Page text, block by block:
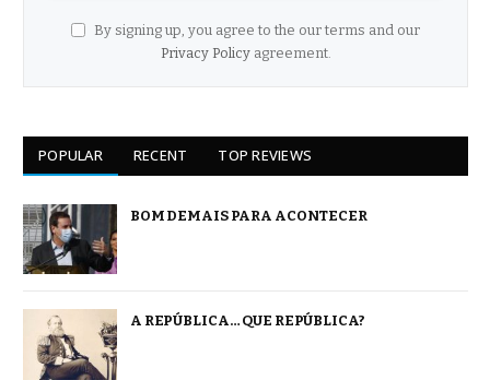
By signing up, you agree to the our terms and our
Privacy Policyagreement.
POPULAR RECENT TOP REVIEWS
BOM DEMAIS PARA ACONTECER
A REPÚBLICA… QUE REPÚBLICA?